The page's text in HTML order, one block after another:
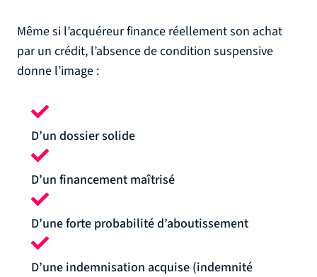
Même si l’acquéreur finance réellement son achat
par un crédit, l’absence de condition suspensive
donne l’image :
D’un dossier solide
D’un financement maîtrisé
D’une forte probabilité d’aboutissement
D’une indemnisation acquise (indemnité